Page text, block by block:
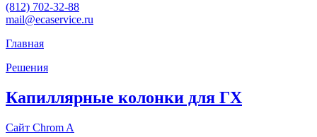
(812) 702-32-88
mail@ecaservice.ru
Главная
Решения
Капиллярные колонки для ГХ
Сайт Chrom A